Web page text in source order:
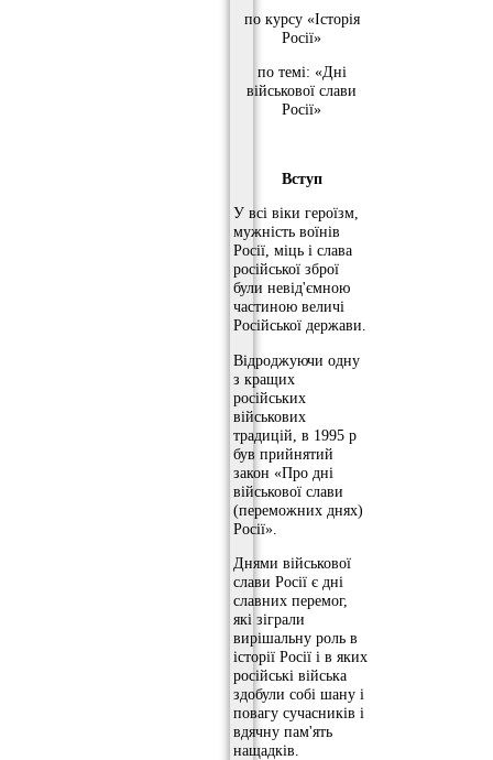
по курсу «Історія
Росії»
по темі: «Дні
військової слави
Росії»
Вступ
У всі віки героїзм,
мужність воїнів
Росії, міць і слава
російської зброї
були невід'ємною
частиною величі
Російської держави.
Відроджуючи одну
з кращих
російських
військових
традицій, в 1995 р
був прийнятий
закон «Про дні
військової слави
(переможних днях)
Росії».
Днями військової
слави Росії є дні
славних перемог,
які зіграли
вирішальну роль в
історії Росії і в яких
російські війська
здобули собі шану і
повагу сучасників і
вдячну пам'ять
нащадків.